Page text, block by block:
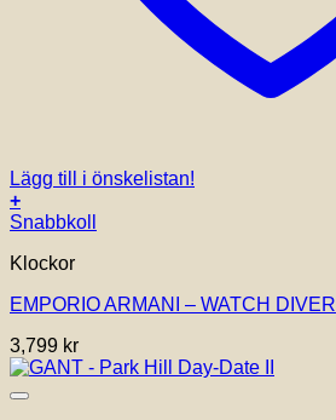
Lägg till i önskelistan!
+
Snabbkoll
Klockor
EMPORIO ARMANI – WATCH DIVER
3,799 kr